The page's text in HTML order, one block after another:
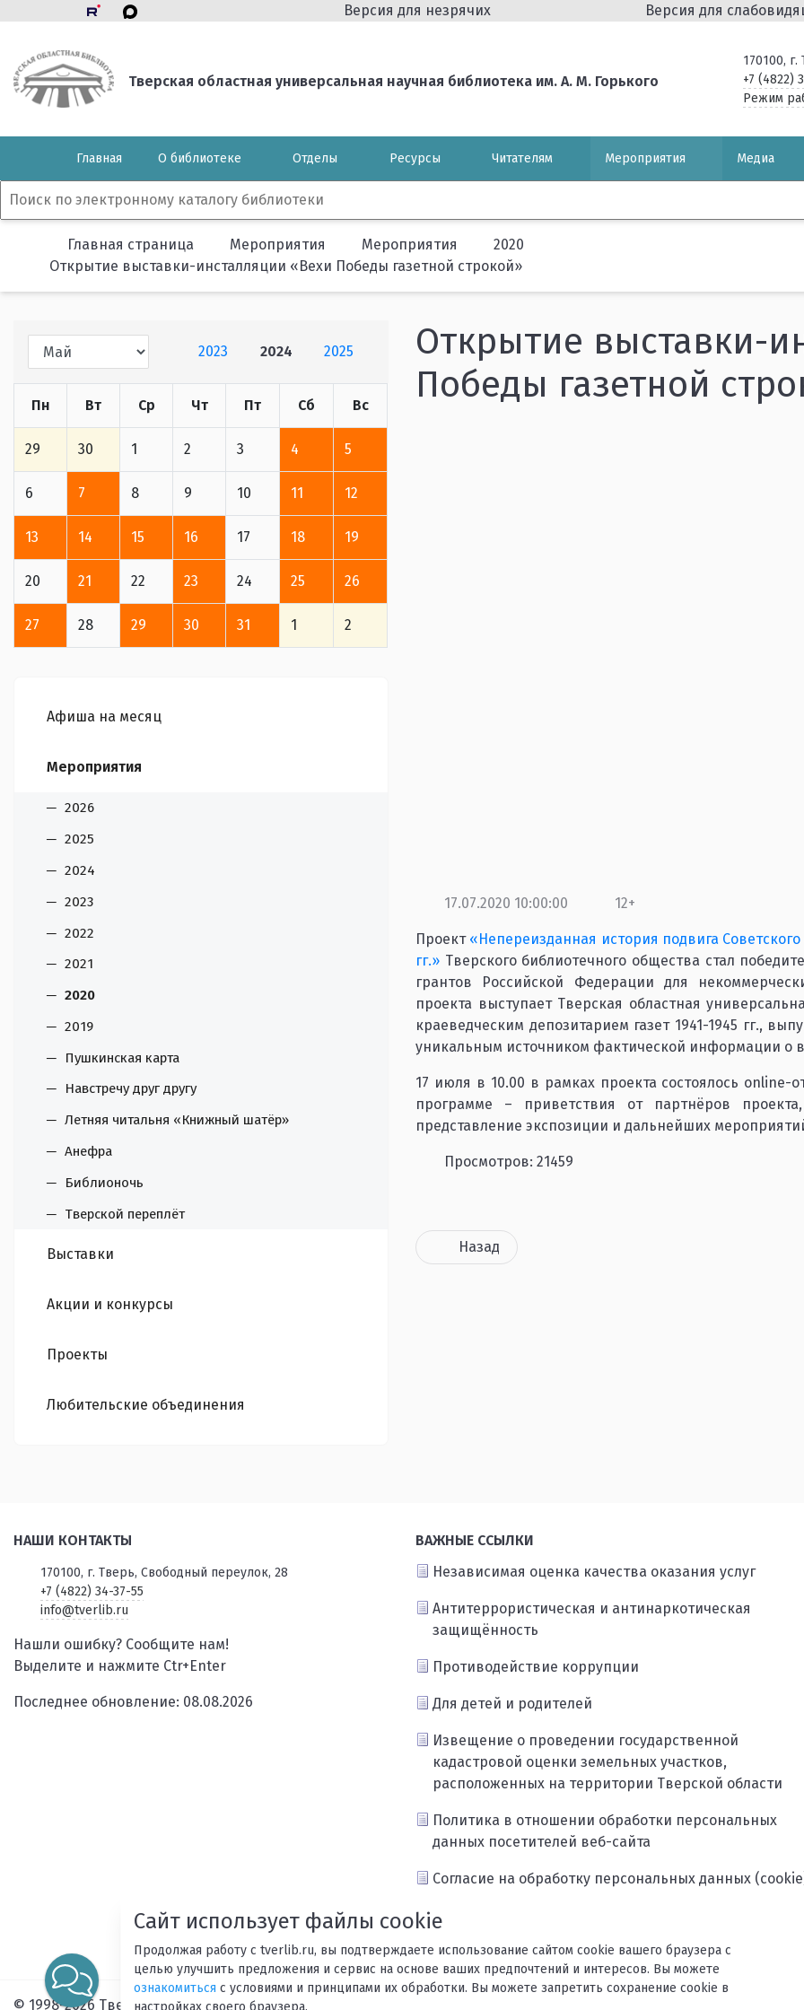
Версия для незрячих Версия для
Тверская областная универсальная научная библиотека им. А. М. Горького
170100,
+7 (4822)
Режим
Главная О библиотеке Отделы Ресурсы Читателям Мероприятия Медиа
Главная страница Мероприятия Мероприятия
2020
Открытие выставки-инсталляции «Вехи Победы газетной строкой»
2023 2024 2025
Пн Вт Ср Чт Пт Сб Вс
29 30 1 2 3 4 5
6 7 8 9 10 11 12
13 14 15 16 17 18 19
20 21 22 23 24 25 26
27 28 29 30 31 1 2
Афиша на месяц
Мероприятия
2026
2025
2024
2023
2022
2021
2020
2019
Пушкинская карта
Навстречу друг другу
Летняя читальня «Книжный шатёр»
Анефра
Библионочь
Тверской переплёт
Выставки
Акции и конкурсы
Проекты
Любительские объединения
Открытие выставки-
Победы газетной
17.07.2020 10:00:00 12+
Проект «Непереизданная история подвига Советского
гг.»Тверского библиотечного общества стал
грантов Российской Федерации для
проекта выступает Тверская областная
краеведческим депозитарием газет 1941-1945 гг.,
уникальным источником фактической информации о
17 июля в 10.00 в рамках проекта состоялось
программе – приветствия от партнёров
представление экспозиции и дальнейших
Просмотров: 21459
Назад
НАШИ КОНТАКТЫ
170100, г. Тверь, Свободный переулок, 28
+7 (4822) 34-37-55
info@tverlib.ru
Нашли ошибку? Сообщите нам!
Выделите и нажмите Ctr+Enter
Последнее обновление: 08.08.2026
ВАЖНЫЕ ССЫЛКИ
Независимая оценка качества оказания услуг
Антитеррористическая и антинаркотическая
защищённость
Противодействие коррупции
Для детей и родителей
Извещение о проведении государственной
кадастровой оценки земельных участков,
расположенных на территории Тверской области
Политика в отношении обработки персональных
данных посетителей веб-сайта
Согласие на обработку персональных данных
Карта сайта
© 1998-2026 Тверская областная библиотека им. А. М. Горького.
Сайт использует файлы cookie
Продолжая работу с tverlib.ru, вы подтверждаете использование сайтом cookie вашего браузера с
целью улучшить предложения и сервис на основе ваших предпочтений и интересов. Вы можете
ознакомиться с условиями и принципами их обработки. Вы можете запретить сохранение cookie в
настройках своего браузера.